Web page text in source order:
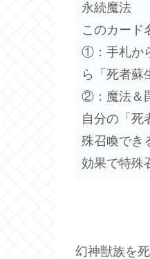
永続魔法
このカード
①：手札か
ら「死者蘇
②：魔法＆
自分の「死
殊召喚でき
効果で特殊
幻神獣族を